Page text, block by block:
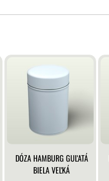
DÓZA HAMBURG GUĽATÁ
BIELA VEĽKÁ